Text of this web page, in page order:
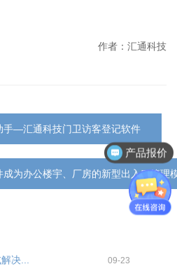
作者：汇通科技
手—汇通科技门卫访客登记软件
为办公楼宇、厂房的新型出入口管理
决... 09-23
产品资料
产品报价